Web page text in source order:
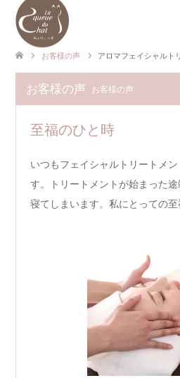
お客様の声 アロマフェイシャルト
お客様の声 お客様の声
至福のひと時
いつもフェイシャルトリートメ
す。トリートメントが始まった
寝てしまいます。私にとっての至